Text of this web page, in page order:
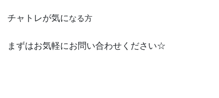
チャトレが気になる方
まずはお気軽にお問い合わせください☆